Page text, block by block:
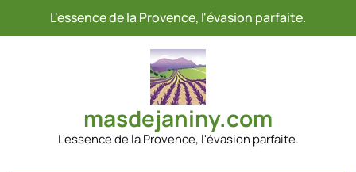
L'essence de la Provence, l'évasion parfaite.
masdejaniny.com
L'essence de la Provence, l'évasion parfaite.